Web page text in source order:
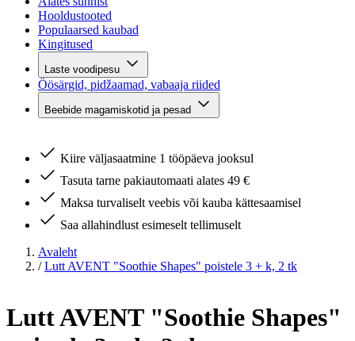
Hooldustooted
Populaarsed kaubad
Kingitused
Laste voodipesu
Öösärgid, pidžaamad, vabaaja riided
Beebide magamiskotid ja pesad
Kiire väljasaatmine 1 tööpäeva jooksul
Tasuta tarne pakiautomaati alates 49 €
Maksa turvaliselt veebis või kauba kättesaamisel
Saa allahindlust esimeselt tellimuselt
Avaleht
/ Lutt AVENT "Soothie Shapes" poistele 3 + k, 2 tk
Lutt AVENT "Soothie Shapes"